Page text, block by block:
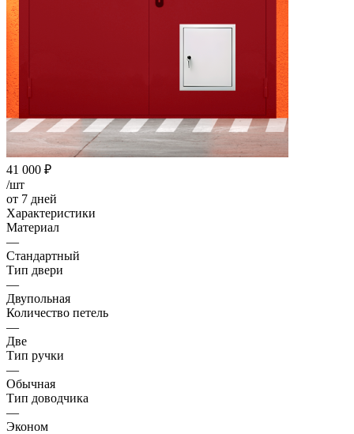
41 000 ₽
/шт
от 7 дней
Характеристики
Материал
—
Стандартный
Тип двери
—
Двупольная
Количество петель
—
Две
Тип ручки
—
Обычная
Тип доводчика
—
Эконом